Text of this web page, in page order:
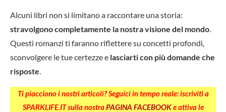
Alcuni libri non si limitano a raccontare una storia:
stravolgono completamente la nostra visione del mondo.
Questi romanzi ti faranno riflettere su concetti profondi,
sconvolgere le tue certezze e lasciarti con più domande che
risposte.
Ti piacciono i nostri articoli? Seguici in tempo reale: iscriviti a
SPARKLIFE.IT sulla nostraPAGINA FACEBOOKe attiva le